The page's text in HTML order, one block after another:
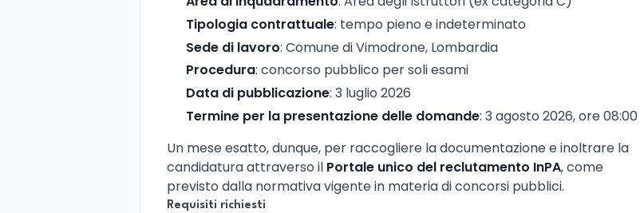
Tipologia contrattuale: tempo pieno e indeterminato
Sede di lavoro: Comune di Vimodrone, Lombardia
Procedura: concorso pubblico per soli esami
Data di pubblicazione: 3 luglio 2026
Termine per la presentazione delle domande: 3 agosto 2026, ore 08:00
Un mese esatto, dunque, per raccogliere la documentazione e inoltrare la
candidatura attraverso il Portale unico del reclutamento InPA, come
previsto dalla normativa vigente in materia di concorsi pubblici.
Requisiti richiesti